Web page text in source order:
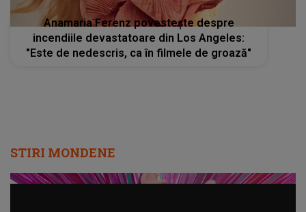
Anamaria Ferenz povestește despre
incendiile devastatoare din Los Angeles:
"Este de nedescris, ca în filmele de groază"
STIRI MONDENE